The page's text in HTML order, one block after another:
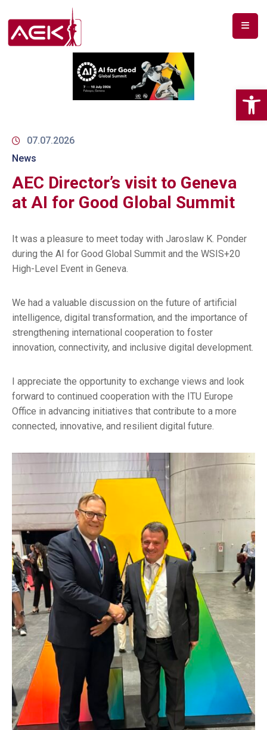
07.07.2026
News
AEC Director’s visit to Geneva
at AI for Good Global Summit
It was a pleasure to meet today with Jaroslaw K. Ponder
during the AI for Good Global Summit and the WSIS+20
High-Level Event in Geneva.
We had a valuable discussion on the future of artificial
intelligence, digital transformation, and the importance of
strengthening international cooperation to foster
innovation, connectivity, and inclusive digital development.
I appreciate the opportunity to exchange views and look
forward to continued cooperation with the ITU Europe
Office in advancing initiatives that contribute to a more
connected, innovative, and resilient digital future.